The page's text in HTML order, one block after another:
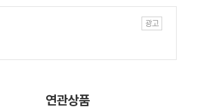
연관상품